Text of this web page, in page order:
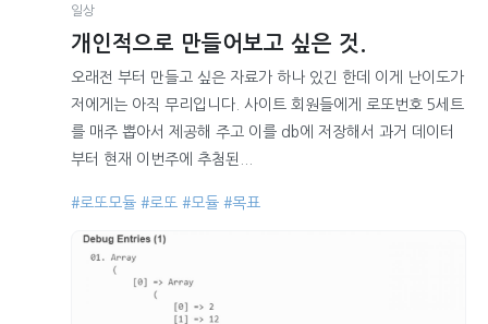
일상
개인적으로 만들어보고 싶은 것.
오래전 부터 만들고 싶은 자료가 하나 있긴 한데 이게 난이도가
저에게는 아직 무리입니다. 사이트 회원들에게 로또번호 5세트
를 매주 뽑아서 제공해 주고 이를 db에 저장해서 과거 데이터
부터 현재 이번주에 추첨된...
#로또모듈 #로또 #모듈 #목표